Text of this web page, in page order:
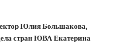
Юлия Большакова,
стран ЮВА Екатерина